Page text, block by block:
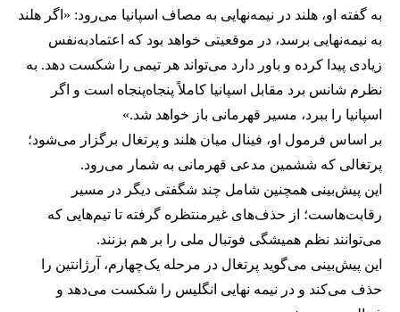
به گفته او، هلند در نیمه‌نهایی به مصاف اسپانیا می‌رود: «اگر هلند
به نیمه‌نهایی برسد، در موقعیتی خواهد بود که اعتمادبه‌نفس
زیادی پیدا کرده و باور دارد می‌تواند هر تیمی را شکست دهد. به
نظرم شانس برد مقابل اسپانیا کاملاً پنجاه‌پنجاه است و اگر
اسپانیا را ببرد، مسیر قهرمانی باز خواهد شد.»
بر اساس فرمول او، فینال میان هلند و پرتغال برگزار می‌شود؛
پرتغالی که ششمین مدعی قهرمانی به شمار می‌رود.
این پیش‌بینی همچنین شامل چند شگفتی دیگر در مسیر
رقابت‌هاست؛ از حذف‌های غیرمنتظره گرفته تا تیم‌هایی که
می‌توانند نظم همیشگی فوتبال ملی را بر هم بزنند.
این پیش‌بینی می‌گوید پرتغال در مرحله یک‌چهارم، آرژانتین را
حذف می‌کند و در نیمه نهایی انگلیس را شکست می‌دهد و